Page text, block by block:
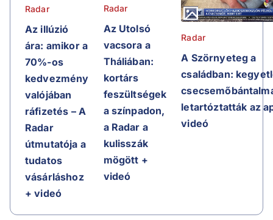
Radar
Az illúzió
ára: amikor a
70%-os
kedvezmény
valójában
ráfizetés – A
Radar
útmutatója a
tudatos
vásárláshoz
+ videó
Radar
Az Utolsó
vacsora a
Tháliában:
kortárs
feszültségek
a színpadon,
a Radar a
kulisszák
mögött +
videó
Radar
A Szörnyeteg a
családban:
letartóztatták az
videó